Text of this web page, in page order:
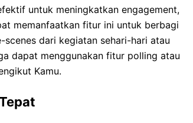
untuk meningkatkan engagement,
memanfaatkan fitur ini untuk berbagi
dari kegiatan sehari-hari atau
dapat menggunakan fitur polling atau
Kamu.